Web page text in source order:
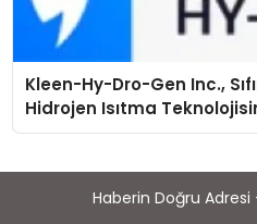
Kleen-Hy-Dro-Gen Inc.,
Hidrojen Isıtma
Düzenleyici Onaylarını Aldı
Haberin Doğru